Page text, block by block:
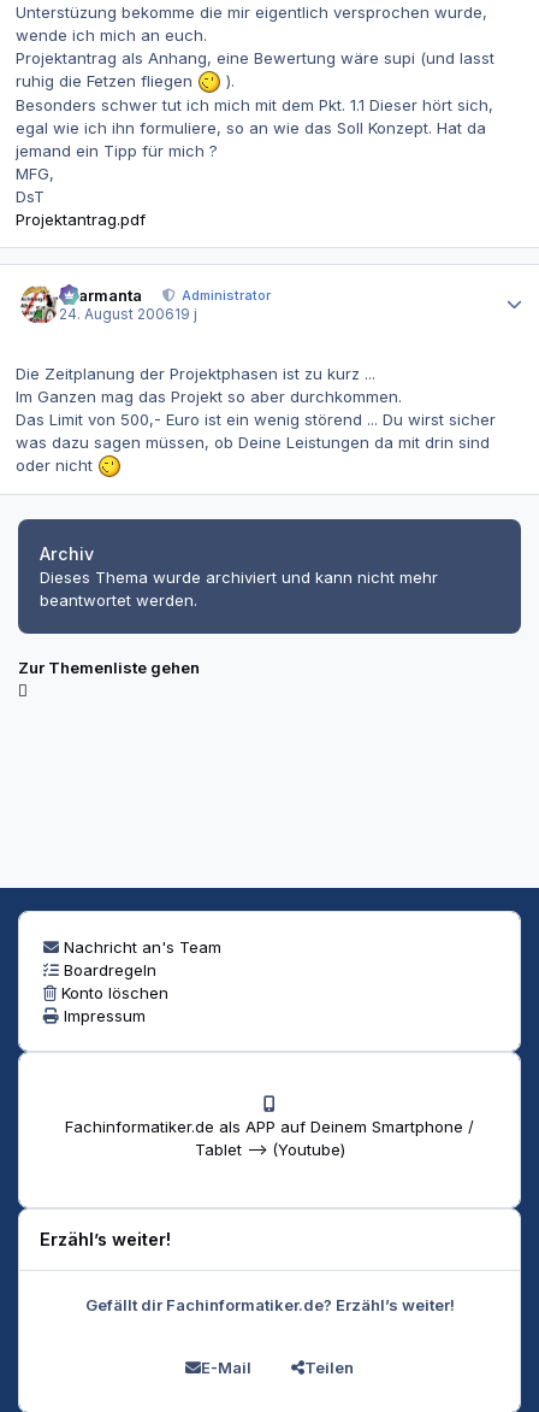
Unterstüzung bekomme die mir eigentlich versprochen wurde,
wende ich mich an euch.
Projektantrag als Anhang, eine Bewertung wäre supi (und lasst
ruhig die Fetzen fliegen
).
Besonders schwer tut ich mich mit dem Pkt. 1.1 Dieser hört sich,
egal wie ich ihn formuliere, so an wie das Soll Konzept. Hat da
jemand ein Tipp für mich ?
MFG,
DsT
Projektantrag.pdf
charmanta
Administrator
24. August 200619 j
Die Zeitplanung der Projektphasen ist zu kurz ...
Im Ganzen mag das Projekt so aber durchkommen.
Das Limit von 500,- Euro ist ein wenig störend ... Du wirst sicher
was dazu sagen müssen, ob Deine Leistungen da mit drin sind
oder nicht
Archiv
Dieses Thema wurde archiviert und kann nicht mehr
beantwortet werden.
Zur Themenliste gehen
Nachricht an's Team
Boardregeln
Konto löschen
Impressum
Fachinformatiker.de als APP auf Deinem Smartphone /
Tablet --> (Youtube)
Erzähl’s weiter!
Gefällt dir Fachinformatiker.de? Erzähl’s weiter!
E-Mail Teilen